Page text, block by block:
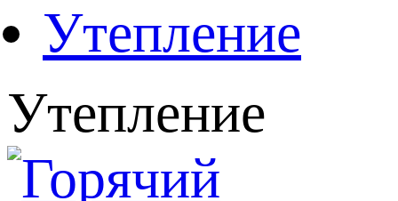
Утепление
Утепление